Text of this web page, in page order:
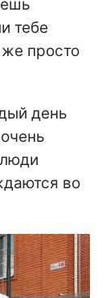
тебе
же просто
день
во